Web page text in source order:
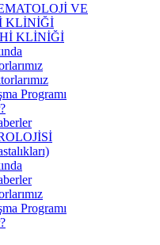
VE
KLİNİĞİ
KLİNİĞİ
Programı
Programı